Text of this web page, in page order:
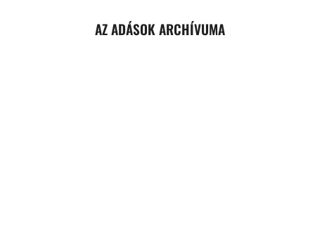
AZ ADÁSOK ARCHÍVUMA